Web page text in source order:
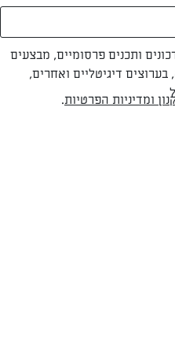
ותכנים פרסומיים, מבצעים
דיגיטליים ואחרים,
ומדיניות הפרטיות.